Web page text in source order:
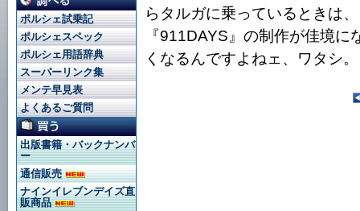
らタルガに乗っているときは
『911DAYS』の制作が佳境
くなるんですよねェ、ワタシ。
ポルシェ試乗記
ポルシェスペック
ポルシェ用語辞典
スーパーリンク集
メンテ早見表
よくあるご質問
出版書籍・バックナンバ
ー
通信販売
ナインイレブンデイズ直
販商品